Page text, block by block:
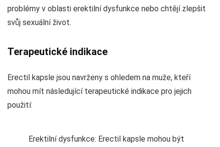
problémy v oblasti erektilní dysfunkce nebo chtějí zlepšit
svůj sexuální život.
Terapeutické indikace
Erectil kapsle jsou navrženy s ohledem na muže, kteří
mohou mít následující terapeutické indikace pro jejich
použití:
Erektilní dysfunkce: Erectil kapsle mohou být